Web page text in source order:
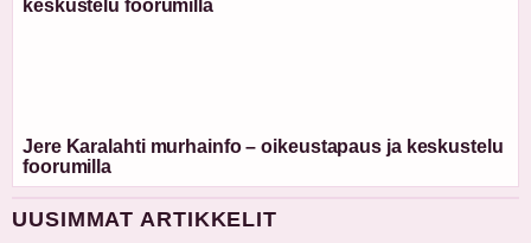
Jere Karalahti murhainfo – oikeustapaus ja keskustelu
foorumilla
UUSIMMAT ARTIKKELIT